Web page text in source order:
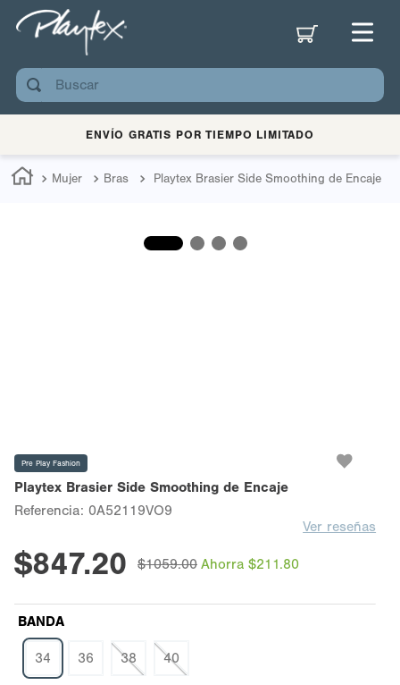
Buscar
ENVÍO GRATIS POR TIEMPO LIMITADO
Mujer Bras Playtex Brasier Side Smoothing de Encaje
Pre Play Fashion
Playtex Brasier Side Smoothing de Encaje
Referencia: 0A52119VO9
Ver reseñas
$847.20 $1059.00 Ahorra $211.80
BANDA
34 36 38 40